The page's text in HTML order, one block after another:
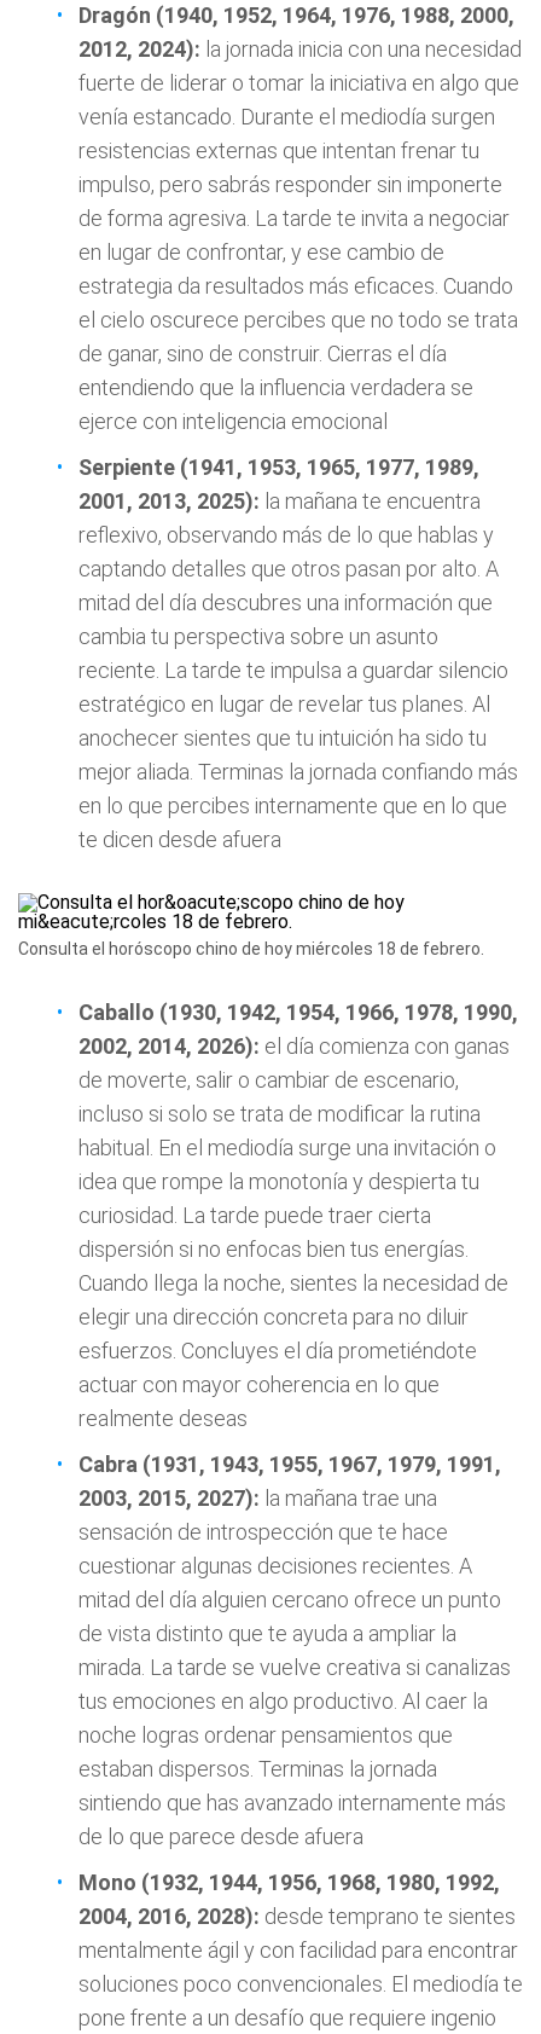
Dragón (1940, 1952, 1964, 1976, 1988, 2000,
2012, 2024): la jornada inicia con una necesidad
fuerte de liderar o tomar la iniciativa en algo que
venía estancado. Durante el mediodía surgen
resistencias externas que intentan frenar tu
impulso, pero sabrás responder sin imponerte
de forma agresiva. La tarde te invita a negociar
en lugar de confrontar, y ese cambio de
estrategia da resultados más eficaces. Cuando
el cielo oscurece percibes que no todo se trata
de ganar, sino de construir. Cierras el día
entendiendo que la influencia verdadera se
ejerce con inteligencia emocional
Serpiente (1941, 1953, 1965, 1977, 1989,
2001, 2013, 2025): la mañana te encuentra
reflexivo, observando más de lo que hablas y
captando detalles que otros pasan por alto. A
mitad del día descubres una información que
cambia tu perspectiva sobre un asunto
reciente. La tarde te impulsa a guardar silencio
estratégico en lugar de revelar tus planes. Al
anochecer sientes que tu intuición ha sido tu
mejor aliada. Terminas la jornada confiando más
en lo que percibes internamente que en lo que
te dicen desde afuera
Consulta el horóscopo chino de hoy miércoles 18 de febrero.
Caballo (1930, 1942, 1954, 1966, 1978, 1990,
2002, 2014, 2026): el día comienza con ganas
de moverte, salir o cambiar de escenario,
incluso si solo se trata de modificar la rutina
habitual. En el mediodía surge una invitación o
idea que rompe la monotonía y despierta tu
curiosidad. La tarde puede traer cierta
dispersión si no enfocas bien tus energías.
Cuando llega la noche, sientes la necesidad de
elegir una dirección concreta para no diluir
esfuerzos. Concluyes el día prometiéndote
actuar con mayor coherencia en lo que
realmente deseas
Cabra (1931, 1943, 1955, 1967, 1979, 1991,
2003, 2015, 2027): la mañana trae una
sensación de introspección que te hace
cuestionar algunas decisiones recientes. A
mitad del día alguien cercano ofrece un punto
de vista distinto que te ayuda a ampliar la
mirada. La tarde se vuelve creativa si canalizas
tus emociones en algo productivo. Al caer la
noche logras ordenar pensamientos que
estaban dispersos. Terminas la jornada
sintiendo que has avanzado internamente más
de lo que parece desde afuera
Mono (1932, 1944, 1956, 1968, 1980, 1992,
2004, 2016, 2028): desde temprano te sientes
mentalmente ágil y con facilidad para encontrar
soluciones poco convencionales. El mediodía te
pone frente a un desafío que requiere ingenio